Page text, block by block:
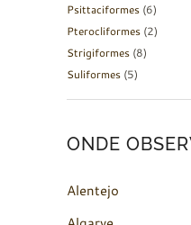
Psittaciformes (6)
Pterocliformes (2)
Strigiformes (8)
Suliformes (5)
ONDE
Alentejo